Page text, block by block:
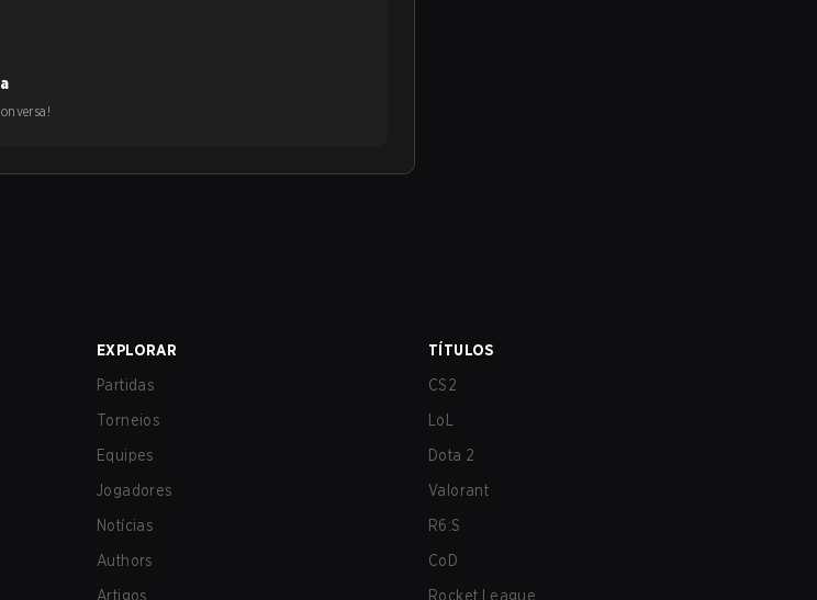
EXPLORAR
Partidas
Torneios
Equipes
Jogadores
Notícias
Authors
Artigos
TÍTULOS
CS2
LoL
Dota 2
Valorant
R6:S
CoD
Rocket League